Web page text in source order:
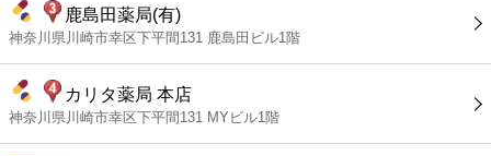
鹿島田薬局(有)
神奈川県川崎市幸区下平間131 鹿島田ビル1階
カリタ薬局 本店
神奈川県川崎市幸区下平間131 MYビル1階